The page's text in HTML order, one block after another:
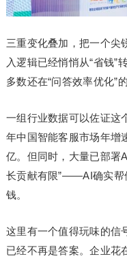
三重变化叠加，把一个尖
入逻辑已经悄悄从“省钱”
多数还在“问答效率优化”
一组行业数据可以佐证这
年中国智能客服市场年增
亿。但同时，大量已部署
长贡献有限”——AI确实帮
钱。
这里有一个值得玩味的信
已经不再是答案。企业花